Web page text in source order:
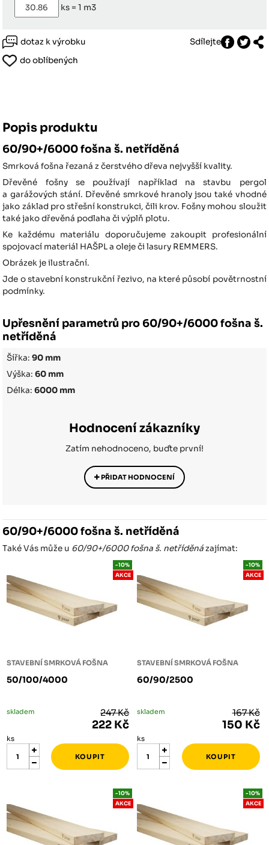
ks =1 m3
dotaz k výrobku
Sdílejte
do oblíbených
Popis produktu
60/90+/6000 fošna š. netříděná
Smrková fošna řezaná z čerstvého dřeva nejvyšší kvality.
Dřevěné fošny se používají například na stavbu pergol
a garážových stání. Dřevěné smrkové hranoly jsou také vhodné
jako základ pro střešní konstrukci, čili krov. Fošny mohou sloužit
také jako dřevěná podlaha či výplň plotu.
Ke každému materiálu doporučujeme zakoupit profesionální
spojovací materiál HAŠPL a oleje či lasury REMMERS.
Obrázek je ilustrační.
Jde o stavební konstrukční řezivo, na které působí povětrnostní
podmínky.
Upřesnění parametrů pro 60/90+/6000 fošna š.
netříděná
Šířka:90 mm
Výška:60 mm
Délka:6000 mm
Hodnocení zákazníky
Zatím nehodnoceno, buďte první!
PŘIDAT HODNOCENÍ
60/90+/6000 fošna š. netříděná
Také Vás může u 60/90+/6000 fošna š. netříděnázajímat:
STAVEBNÍ SMRKOVÁ FOŠNA
50/100/4000
-10%
AKCE
skladem 247 Kč
222 Kč
ks
STAVEBNÍ SMRKOVÁ FOŠNA
60/90/2500
-10%
AKCE
skladem 167 Kč
150 Kč
ks
-10%
AKCE
-10%
AKCE